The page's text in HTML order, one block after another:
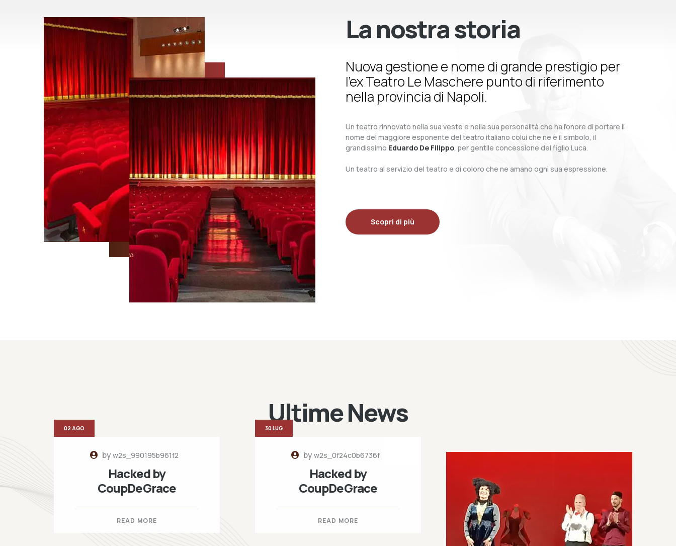
La nostra storia
Nuova gestione e nome di grande prestigio per
l’ex Teatro Le Maschere punto di riferimento
nella provincia di Napoli.
Un teatro rinnovato nella sua veste e nella sua personalità che ha l’onore di portare il
nome del maggiore esponente del teatro italiano colui che ne è il simbolo, il
grandissimo Eduardo De Filippo, per gentile concessione del figlio Luca.
Un teatro al servizio del teatro e di coloro che ne amano ogni sua espressione.
Scopri di più
Ultime News
byw2s_990195b961f2
Hacked by
CoupDeGrace
READ MORE
02 AGO
byw2s_0f24c0b6736f
Hacked by
CoupDeGrace
READ MORE
30 LUG